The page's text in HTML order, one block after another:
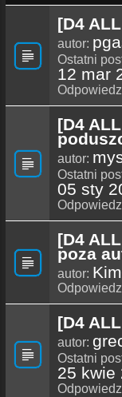
[D4
autor:
Ostatni
12 mar
[D4
autor:
Ostatni
05 sty
[D4
poza
autor:
[D4
autor:
Ostatni
25 kwie